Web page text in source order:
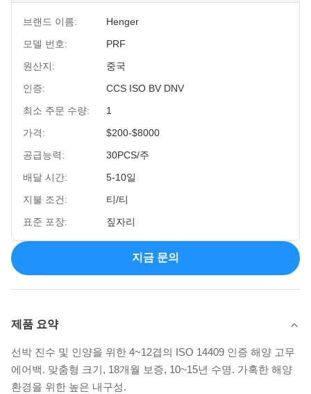
브랜드 이름:
Henger
모델 번호:
PRF
원산지:
중국
인증:
CCS ISO BV DNV
최소 주문 수량:
1
가격:
$200-$8000
공급능력:
30PCS/주
배달 시간:
5-10일
지불 조건:
티/티
표준 포장:
짚자리
지금 문의
제품 요약
선박 진수 및 인양을 위한 4~12겹의 ISO 14409 인증 해양 고무
에어백. 맞춤형 크기, 18개월 보증, 10~15년 수명. 가혹한 해양
환경을 위한 높은 내구성.